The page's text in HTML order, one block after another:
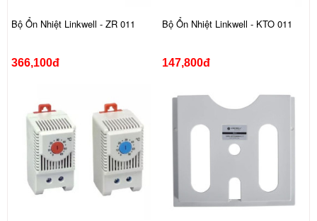
Bộ Ổn Nhiệt Linkwell - ZR 011
366,100đ
Bộ Ổn Nhiệt Linkwell - KTO 011
147,800đ